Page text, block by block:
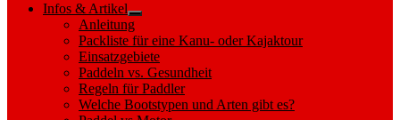
menu
Infos & Artikel
Show
sub
menu
Anleitung
Packliste für eine Kanu- oder Kajaktour
Einsatzgebiete
Paddeln vs. Gesundheit
Regeln für Paddler
Welche Bootstypen und Arten gibt es?